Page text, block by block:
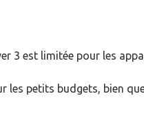
3 est limitée pour les
les petits budgets, bien